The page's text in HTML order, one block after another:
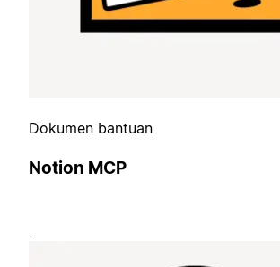
Dokumen bantuan
Notion MCP